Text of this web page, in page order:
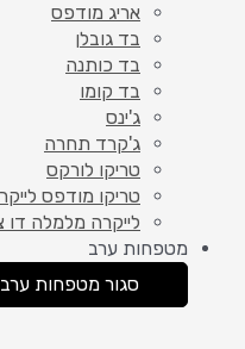
אריג מודפס
בד גובלן
בד כותנה
בד קומו
ג'ינס
ג'קרד תחרה
טריקו לורקס
טריקו מודפס
לייקרה מלמלה דו
מטפחות ערב
סגור מטפחות ערב